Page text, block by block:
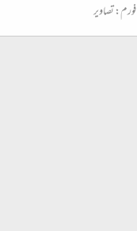
فورم:تصاویر